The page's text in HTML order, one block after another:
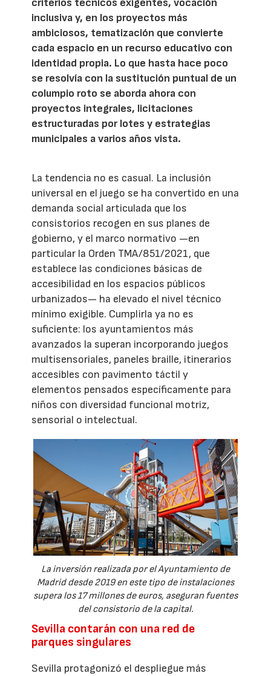
inclusiva y, en los proyectos más
ambiciosos, tematización que convierte
cada espacio en un recurso educativo con
identidad propia. Lo que hasta hace poco
se resolvía con la sustitución puntual de un
columpio roto se aborda ahora con
proyectos integrales, licitaciones
estructuradas por lotes y estrategias
municipales a varios años vista.
La tendencia no es casual. La inclusión
universal en el juego se ha convertido en una
demanda social articulada que los
consistorios recogen en sus planes de
gobierno, y el marco normativo —en
particular la Orden TMA/851/2021, que
establece las condiciones básicas de
accesibilidad en los espacios públicos
urbanizados— ha elevado el nivel técnico
mínimo exigible. Cumplirla ya no es
suficiente: los ayuntamientos más
avanzados la superan incorporando juegos
multisensoriales, paneles braille, itinerarios
accesibles con pavimento táctil y
elementos pensados específicamente para
niños con diversidad funcional motriz,
sensorial o intelectual.
La inversión realizada por el Ayuntamiento de
Madrid desde 2019 en este tipo de instalaciones
supera los 17 millones de euros, aseguran fuentes
del consistorio de la capital.
Sevilla contarán con una red de
parques singulares
Sevilla protagonizó el despliegue más